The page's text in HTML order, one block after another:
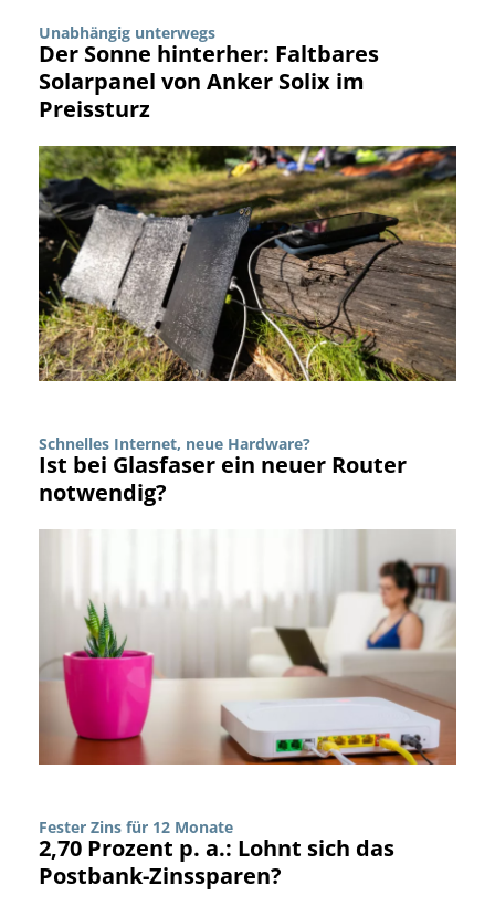
Unabhängig unterwegs
Der Sonne hinterher: Faltbares
Solarpanel von Anker Solix im
Preissturz
Schnelles Internet, neue Hardware?
Ist bei Glasfaser ein neuer Router
notwendig?
Fester Zins für 12 Monate
2,70 Prozent p. a.: Lohnt sich das
Postbank-Zinssparen?